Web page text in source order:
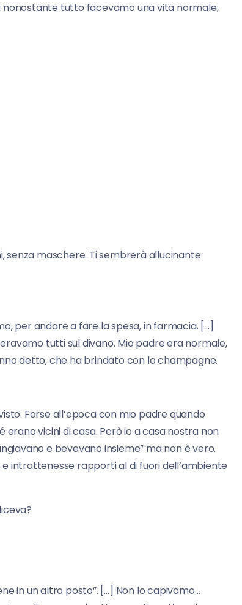
tutto facevamo una vita normale,
senza maschere. Ti sembrerà allucinante
per andare a fare la spesa, in farmacia. […]
tutti sul divano. Mio padre era normale,
detto, che ha brindato con lo champagne.
Forse all’epoca con mio padre quando
vicini di casa. Però io a casa nostra non
e bevevano insieme” ma non è vero.
intrattenesse rapporti al di fuori dell’ambiente
in un altro posto”. […] Non lo capivamo…